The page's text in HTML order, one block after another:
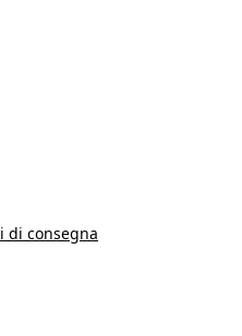
di consegna